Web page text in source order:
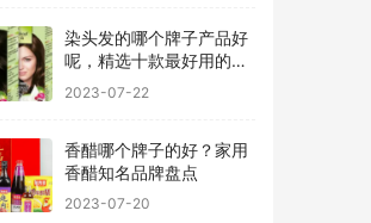
染头发的哪个牌子产品好
呢，精选十款最好用的染
发剂品牌
2023-07-22
香醋哪个牌子的好？家用
香醋知名品牌盘点
2023-07-20